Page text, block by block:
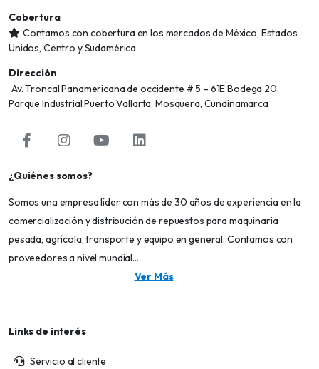
Cobertura
Contamos con cobertura en los mercados de México, Estados
Unidos, Centro y Sudamérica.
Dirección
Av. Troncal Panamericana de occidente # 5 – 61E Bodega 20,
Parque Industrial Puerto Vallarta, Mosquera, Cundinamarca
¿Quiénes somos?
Somos una empresa líder con más de 30 años de experiencia en la
comercialización y distribución de repuestos para maquinaria
pesada, agrícola, transporte y equipo en general. Contamos con
proveedores a nivel mundial...
Ver Más
Links de interés
Servicio al cliente